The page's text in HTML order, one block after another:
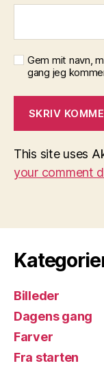
Gem mit navn,
gang jeg
This site uses
your comment
Billeder
Dagens gang
Farver
Fra starten